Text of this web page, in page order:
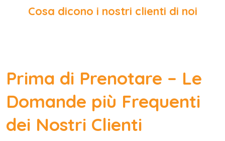
Cosa dicono i nostri clienti di noi
Prima di Prenotare – Le
Domande più Frequenti
dei Nostri Clienti